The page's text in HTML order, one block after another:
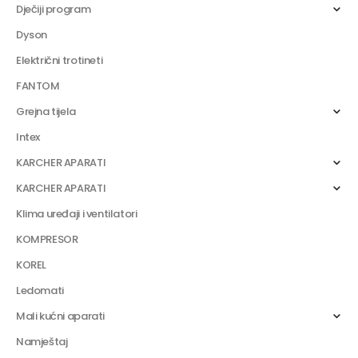
Dječiji program
Dyson
Električni trotineti
FANTOM
Grejna tijela
Intex
KARCHER APARATI
KARCHER APARATI
Klima uređaji i ventilatori
KOMPRESOR
KOREL
Ledomati
Mali kućni aparati
Namještaj